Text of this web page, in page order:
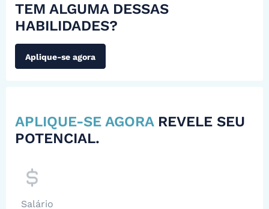
TEM ALGUMA DESSAS
HABILIDADES?
Aplique-se agora
APLIQUE-SE AGORA REVELE SEU
POTENCIAL.
Salário